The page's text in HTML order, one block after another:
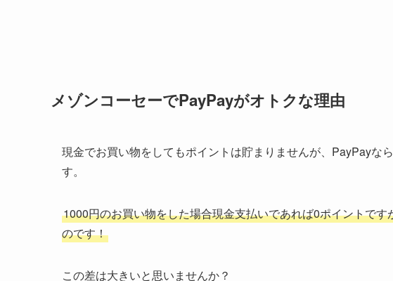
メゾンコーセーでPayPayがオトクな理由
現金でお買い物をしてもポイントは貯まりませんが、PayPayな
す。
1000円のお買い物をした場合現金支払いであれば0ポイントで
のです！
この差は大きいと思いませんか？